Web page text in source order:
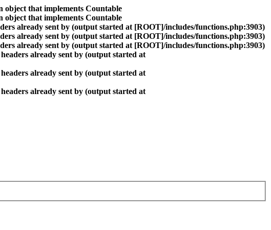
object that implements Countable
object that implements Countable
already sent by (output started at [ROOT]/includes/functions.php:3903)
already sent by (output started at [ROOT]/includes/functions.php:3903)
already sent by (output started at [ROOT]/includes/functions.php:3903)
already sent by (output started at
already sent by (output started at
already sent by (output started at